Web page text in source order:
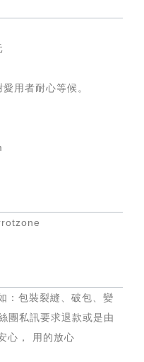
用者耐心等候 。
：包裝裂縫、破包、變
團私訊要求退款或是由
心， 用的放心